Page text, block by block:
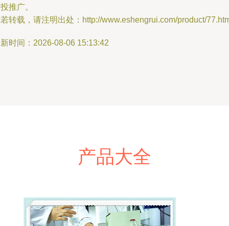
推广。
转载，请注明出处：http://www.eshengrui.com/product/
时间：2026-08-06 15:13:42
产品大全